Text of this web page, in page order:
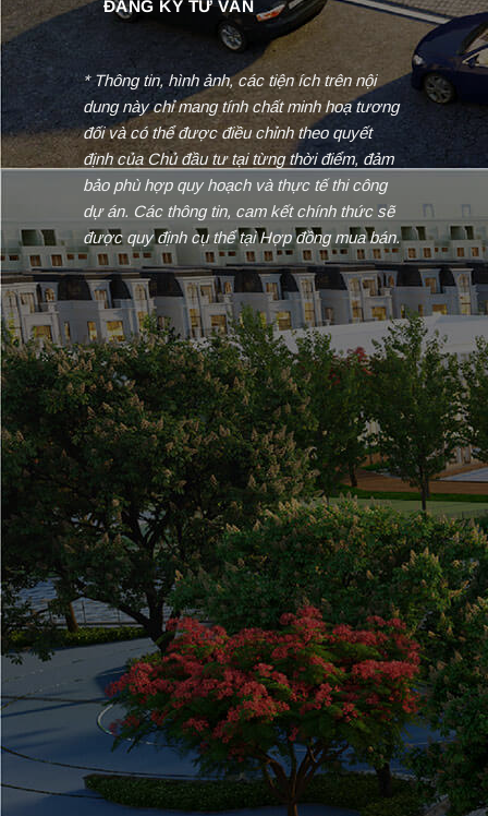
* Thông tin, hình ảnh, các tiện ích trên nội
dung này chỉ mang tính chất minh hoạ tương
đối và có thể được điều chỉnh theo quyết
định của Chủ đầu tư tại từng thời điểm, đảm
bảo phù hợp quy hoạch và thực tế thi công
dự án. Các thông tin, cam kết chính thức sẽ
được quy định cụ thể tại Hợp đồng mua bán.